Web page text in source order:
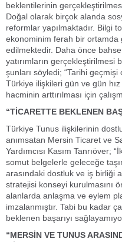
beklentilerinin
Doğal olarak birçok alanda
reformlar yapılmaktadır. Bilgi
ekonominim ferah bir ortamda
edilmektedir. Daha önce
yatırımların gerçekleştirilmesi
şunları söyledi; “Tarihi
Türkiye ilişkileri gün ve gün
hacminin arttırılması için
“TİCARETTE BEKLENEN
Türkiye Tunus ilişkilerinin
anımsatan Mersin Ticaret ve
Yardımcısı Kasım Tanrıöver;
somut belgelerle geleceğe
arasındaki dostluk ve iş birliği
stratejisi konseyi kurulmasını
alanlarda anlaşma ve eylem
imzalanmıştır. Tabi bu kadar
beklenen başarıyı
“MERSİN VE TUNUS